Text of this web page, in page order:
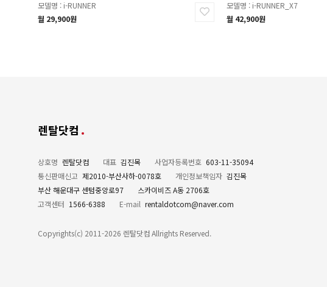
모델명 : i-RUNNER
월 29,900원
모델명 : i-RUNNER_X7
월 42,900원
렌탈닷컴
상호명 렌탈닷컴 대표 김진목 사업자등록번호 603-11-35094
통신판매신고 제2010-부산사하-0078호 개인정보책임자 김진목
부산 해운대구 센텀중앙로97
스카이비즈 A동 2706호
고객센터 1566-6388 E-mail rentaldotcom@naver.com
Copyrights(c) 2011-2026 렌탈닷컴 Allrights Reserved.